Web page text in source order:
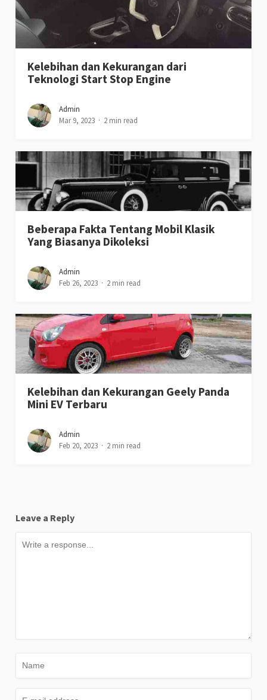
Kelebihan dan Kekurangan dari
Teknologi Start Stop Engine
Admin
Mar 9, 2023
2 min read
Beberapa Fakta Tentang Mobil Klasik
Yang Biasanya Dikoleksi
Admin
Feb 26, 2023
2 min read
Kelebihan dan Kekurangan Geely Panda
Mini EV Terbaru
Admin
Feb 20, 2023
2 min read
Leave a Reply